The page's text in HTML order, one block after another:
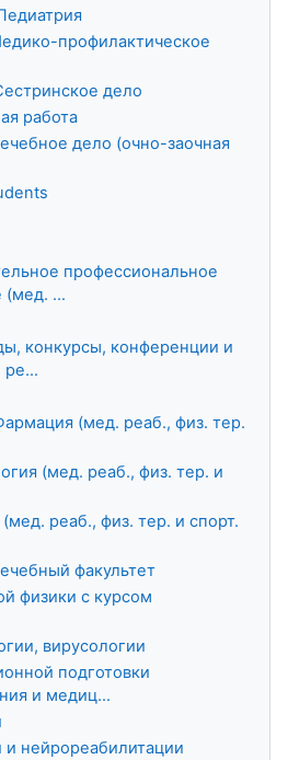
профилактическое
дело
работа
дело (очно-заочная
профессиональное
(мед. ...
конкурсы, конференции и
ре...
(мед. реаб., физ. тер.
(мед. реаб., физ. тер. и
реаб., физ. тер. и спорт.
факультет
физики с курсом
вирусологии
подготовки
и медиц...
и нейрореабилитации